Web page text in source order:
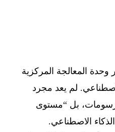
المعالجة المركزية
لم يعد مجرد
بل “مستوى
الاصطناعي.